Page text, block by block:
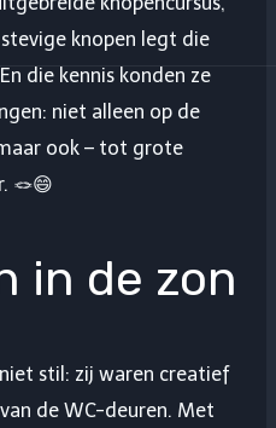
knopen legt die
die kennis konden ze
niet alleen op de
ook – tot grote
🪢😄
in de zon
stil: zij waren creatief
de WC-deuren. Met